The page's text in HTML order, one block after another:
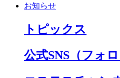
お知らせ
トピックス
公式SNS （フォ